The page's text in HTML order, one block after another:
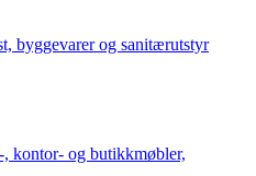
byggevarer og sanitærutstyr
kontor- og butikkmøbler,